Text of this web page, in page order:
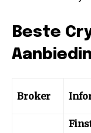
Beste
Broker